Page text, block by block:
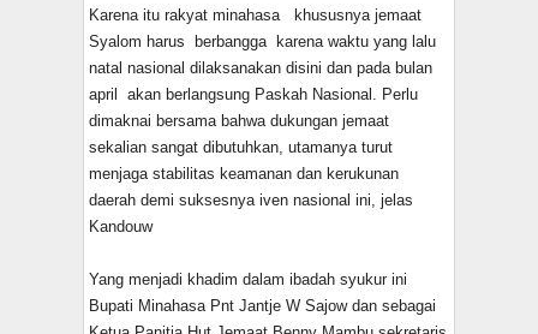
Karena itu rakyat minahasa khususnya jemaat
Syalom harus berbangga karena waktu yang lalu
natal nasional dilaksanakan disini dan pada bulan
april akan berlangsung Paskah Nasional. Perlu
dimaknai bersama bahwa dukungan jemaat
sekalian sangat dibutuhkan, utamanya turut
menjaga stabilitas keamanan dan kerukunan
daerah demi suksesnya iven nasional ini, jelas
Kandouw
Yang menjadi khadim dalam ibadah syukur ini
Bupati Minahasa Pnt Jantje W Sajow dan sebagai